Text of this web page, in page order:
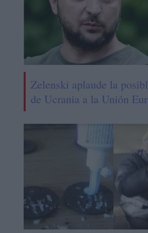
Zelenski aplaude la
de Ucrania a la Unión